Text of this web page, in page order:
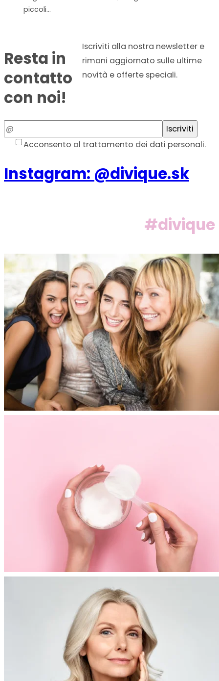
piccoli…
Resta in
contatto
con noi!
Iscriviti alla nostra newsletter e
rimani aggiornato sulle ultime
novità e offerte speciali.
Email
Iscriviti
Acconsento al trattamento dei dati personali.
Instagram: @divique.sk
#divique